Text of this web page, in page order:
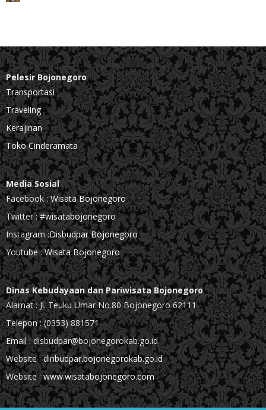
Pelesir Bojonegoro
Transportasi
Traveling
Kerajinan
Toko Cinderamata
Media Sosial
Facebook :Wisata Bojonegoro
Twitter :#wisatabojonegoro
Instagram :Disbudpar Bojonegoro
Youtube :Wisata Bojonegoro
Dinas Kebudayaan dan Pariwisata Bojonegoro
Alamat : Jl. Teuku Umar No.80 Bojonegoro 62111
Telepon : (0353) 881571
Email : disbudpar@bojonegorokab.go.id
Website :dinbudpar.bojonegorokab.go.id
Website :www.wisatabojonegoro.com